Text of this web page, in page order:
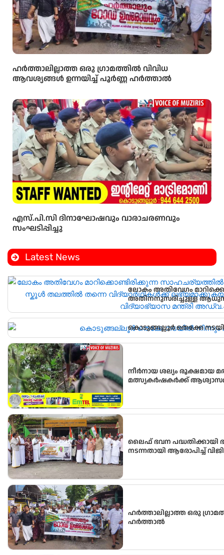
ഹർത്താലില്ലാത്ത ഒരു ഗ്രാമത്തിൽ വിവിധ
ആവശ്യങ്ങൾ ഉന്നയിച്ച് പൂർണ്ണ ഹർത്താൽ
എസ്.പി.സി ദിനാഘോഷവും വാരാചരണവും
സംഘടിപ്പിച്ചു
Latest News
ലോകം അതിവേഗം
അതിനനുസരിച്ചുള്ള
വിദ്യാർഥികൾക്ക്
വിദ്യാഭ്യാസ മന്ത്രി
കൊടുങ്ങല്ലൂർ തെക്കേ
നീർനായ ശല്യം രൂക്ഷമായ
മത്സ്യകർഷകർക്ക്
ലൈഫ് ഭവന പദ്ധതിക്കായി
നടന്നതായി ആരോപിച്ച്
ഹർത്താലില്ലാത്ത ഒരു
ഹർത്താൽ